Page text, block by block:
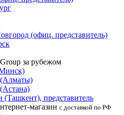
(офиц. представитель)
за рубежом
(Алматы)
(Ташкент), представитель
магазин с доставкой по РФ